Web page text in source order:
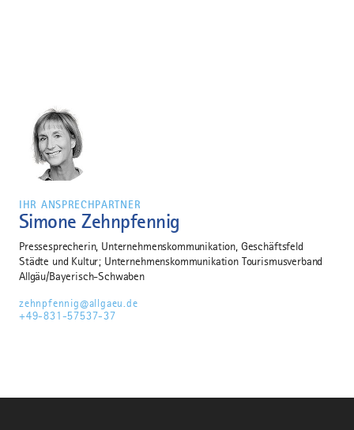
IHR ANSPRECHPARTNER
Simone Zehnpfennig
Pressesprecherin, Unternehmenskommunikation, Geschäftsfeld
Städte und Kultur; Unternehmenskommunikation Tourismusverband
Allgäu/Bayerisch-Schwaben
zehnpfennig@allgaeu.de
+49-831-57537-37